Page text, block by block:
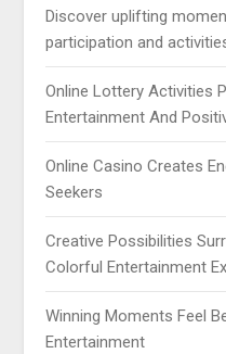
Discover uplifting
participation and
Online Lottery Activities
Entertainment And
Online Casino Creates
Seekers
Creative Possibilities
Colorful Entertainment
Winning Moments Feel
Entertainment